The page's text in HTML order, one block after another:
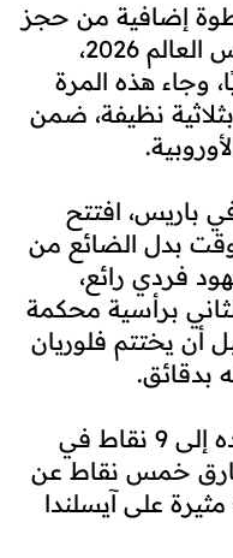
إضافية من حجز
بطاقة التأهل إلى نهائيات كأس العالم 2026،
وجاء هذه المرة
نظيفة، ضمن
باريس، افتتح
بدل الضائع من
بعد مجهود فردي رائع،
برأسية محكمة
من مبابي (69)، قبل أن يختتم فلوريان
ورفع منتخب "الديوك" رصيده إلى 9 نقاط في
خمس نقاط عن
على آيسلندا